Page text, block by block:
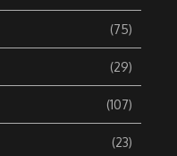
(75)
(29)
(107)
(23)